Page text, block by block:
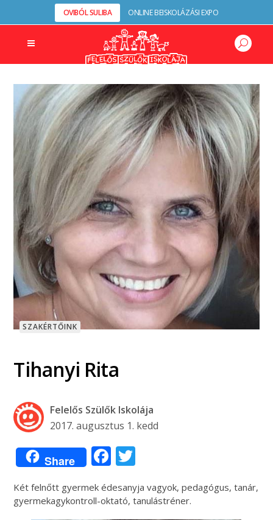
OVIBÓL SULIBA ONLINE BEISKOLÁZÁSI EXPO
SZAKÉRTŐINK
Tihanyi Rita
Felelős Szülők Iskolája
2017. augusztus 1. kedd
Share Facebook
Két felnőtt gyermek édesanyja vagyok, pedagógus, tanár,
gyermekagykontroll-oktató, tanulástréner.